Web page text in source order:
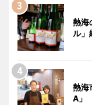
熱海
ル
熱海
A」